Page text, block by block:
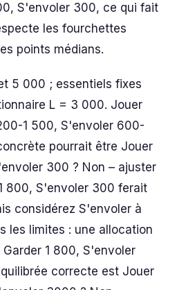
S'envoler 300, ce qui fait
les fourchettes
points médians.
5 000 ; essentiels fixes
L = 3 000. Jouer
1 500, S'envoler 600-
pourrait être Jouer
300 ? Non – ajuster
800, S'envoler 300 ferait
considérez S'envoler à
les limites : une allocation
1 800, S'envoler
correcte est Jouer